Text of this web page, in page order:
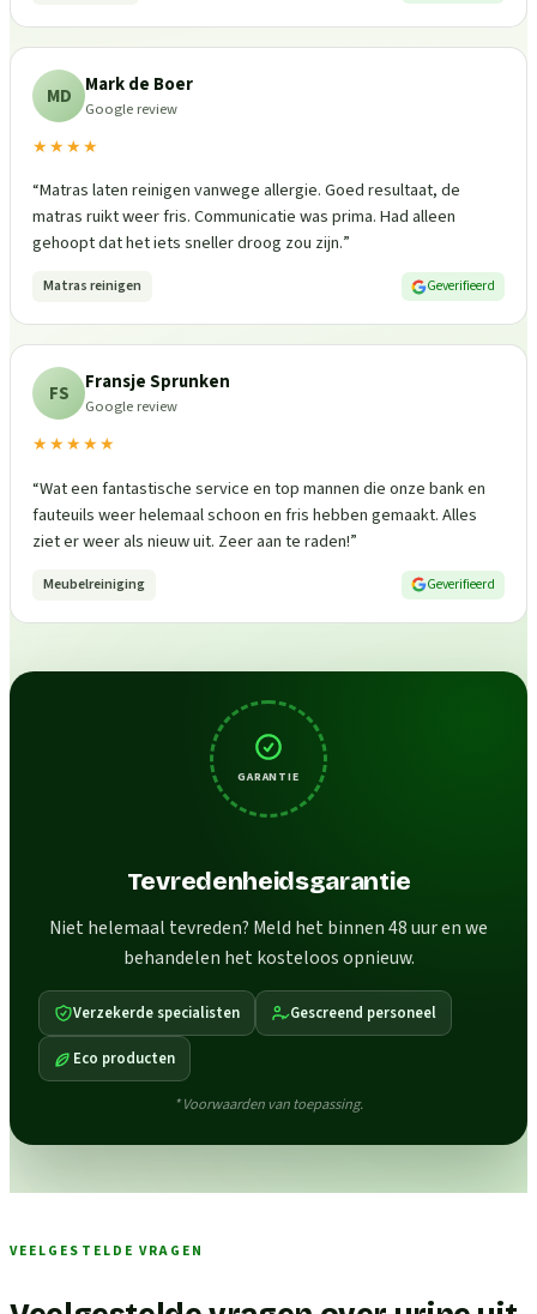
MD Mark de Boer
Google review
★★★★
“Matras laten reinigen vanwege allergie. Goed resultaat, de
matras ruikt weer fris. Communicatie was prima. Had alleen
gehoopt dat het iets sneller droog zou zijn.”
Matras reinigen Geverifieerd
FS Fransje Sprunken
Google review
★★★★★
“Wat een fantastische service en top mannen die onze bank en
fauteuils weer helemaal schoon en fris hebben gemaakt. Alles
ziet er weer als nieuw uit. Zeer aan te raden!”
Meubelreiniging Geverifieerd
GARANTIE
Tevredenheidsgarantie
Niet helemaal tevreden? Meld het binnen 48 uur en we
behandelen het kosteloos opnieuw.
Verzekerde specialisten Gescreend personeel
Eco producten
* Voorwaarden van toepassing.
VEELGESTELDE VRAGEN